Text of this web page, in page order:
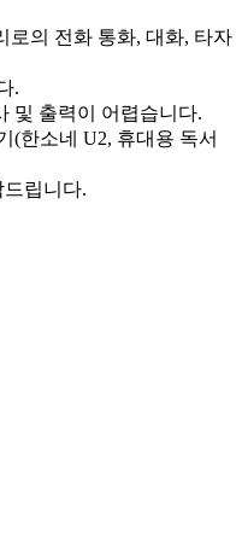
로의 전화 통화, 대화, 타자
.
및 출력이 어렵습니다.
(한소네 U2, 휴대용 독서
립니다.